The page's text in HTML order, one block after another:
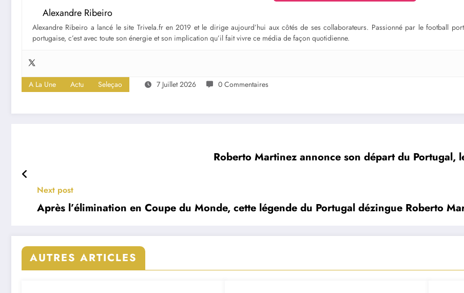
Alexandre Ribeiro
Alexandre Ribeiro a lancé le site Trivela.fr en 2019 et le dirige aujourd’hui aux côtés de ses collaborateurs. Passionné par le football
portugaise, c’est avec toute son énergie et son implication qu’il fait vivre ce média de façon quotidienne.
A La Une Actu Seleçao 7 Juillet 2026 0 Commentaires
Roberto Martinez annonce son départ du Portugal,
Next post
Après l’élimination en Coupe du Monde, cette légende du Portugal dézingue Roberto
AUTRES ARTICLES